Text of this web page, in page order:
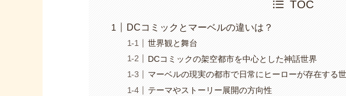
TOC
DCコミックとマーベルの違いは？
世界観と舞台
DCコミックの架空都市を中心とした神話世界
マーベルの現実の都市で日常にヒーローが存在する
テーマやストーリー展開の方向性